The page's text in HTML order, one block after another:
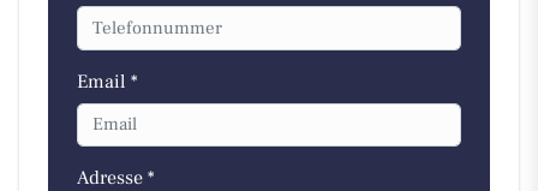
Email *
Adresse *